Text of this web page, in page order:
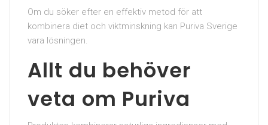
Om du söker efter en effektiv metod för att
kombinera diet och viktminskning kan Puriva Sverige
vara lösningen.
Allt du behöver
veta om Puriva